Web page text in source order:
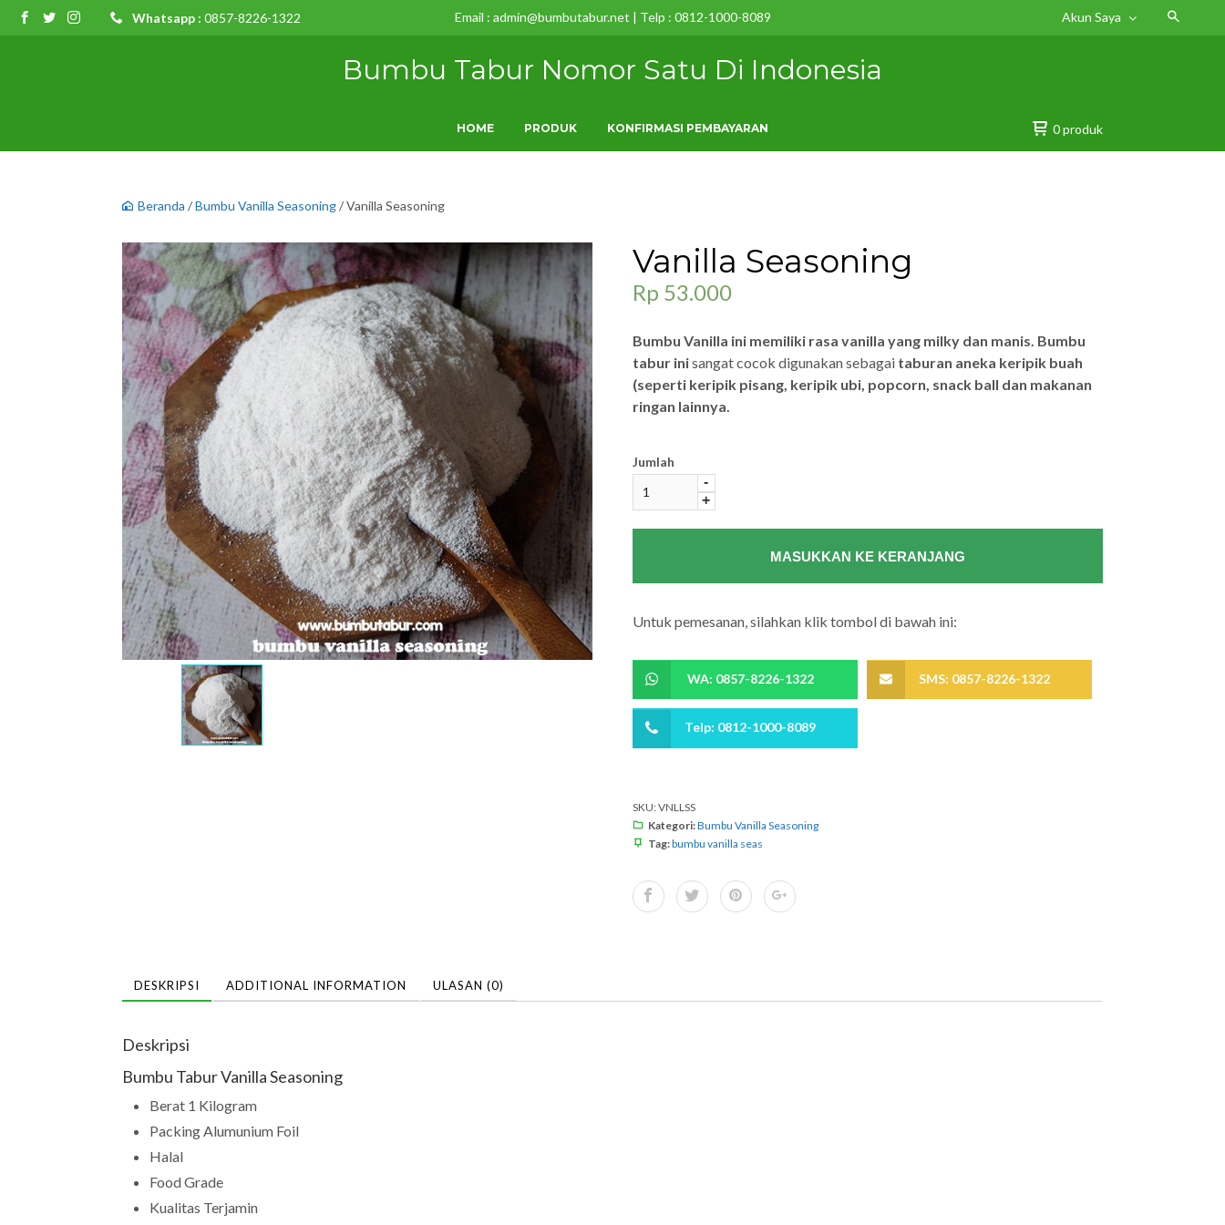
Whatsapp : 0857-8226-1322 Email : admin@bumbutabur.net | Telp : 0812-1000-8089 Akun Saya
Bumbu Tabur Nomor Satu Di Indonesia
0 produk
HOME PRODUK KONFIRMASI PEMBAYARAN
Beranda /Bumbu Vanilla Seasoning/ Vanilla Seasoning
Vanilla Seasoning
Rp 53.000
Bumbu Vanilla ini memiliki rasa vanilla yang milky dan manis. Bumbu
tabur inisangat cocok digunakan sebagai taburan aneka keripik buah
(seperti keripik pisang, keripik ubi, popcorn, snack ball dan makanan
ringan lainnya.
Jumlah
-
+
MASUKKAN KE KERANJANG
Untuk pemesanan, silahkan klik tombol di bawah ini:
WA: 0857-8226-1322 SMS: 0857-8226-1322
Telp: 0812-1000-8089
SKU:VNLLSS
Kategori:Bumbu Vanilla Seasoning
Tag:bumbu vanilla seas
DESKRIPSI ADDITIONAL INFORMATION ULASAN (0)
Deskripsi
Bumbu Tabur Vanilla Seasoning
Berat 1 Kilogram
Packing Alumunium Foil
Halal
Food Grade
Kualitas Terjamin